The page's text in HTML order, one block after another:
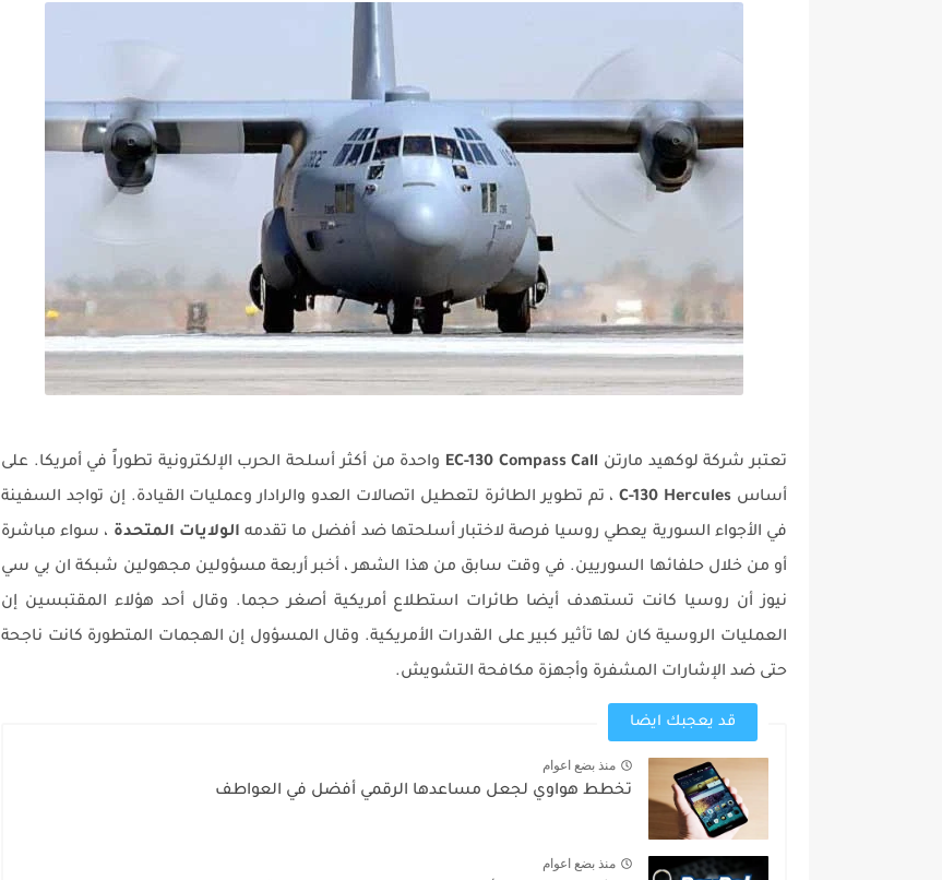
تعتبر شركة لوكهيد مارتن EC-130 Compass Call واحدة من أكثر أسلحة الحرب الإلكترونية تطوراً في أمريكا. على
أساس C-130 Hercules، تم تطوير الطائرة لتعطيل اتصالات العدو والرادار وعمليات القيادة. إن تواجد السفينة
في الأجواء السورية يعطي روسيا فرصة لاختبار أسلحتها ضد أفضل ما تقدمه الولايات المتحدة ، سواء مباشرة
أو من خلال حلفائها السوريين. في وقت سابق من هذا الشهر ، أخبر أربعة مسؤولين مجهولين شبكة ان بي سي
نيوز أن روسيا كانت تستهدف أيضا طائرات استطلاع أمريكية أصغر حجما. وقال أحد هؤلاء المقتبسين إن
العمليات الروسية كان لها تأثير كبير على القدرات الأمريكية. وقال المسؤول إن الهجمات المتطورة كانت ناجحة
حتى ضد الإشارات المشفرة وأجهزة مكافحة التشويش.
قد يعجبك ايضا
منذ بضع اعوام
تخطط هواوي لجعل مساعدها الرقمي أفضل في العواطف
منذ بضع اعوام